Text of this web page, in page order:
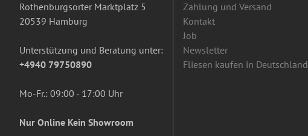
Rothenburgsorter Marktplatz 5
20539 Hamburg
Unterstützung und Beratung unter:
+4940 79750890
Mo-Fr.: 09:00 - 17:00 Uhr
Nur Online Kein Showroom
Zahlung und Versand
Kontakt
Job
Newsletter
Fliesen kaufen in Deutschland